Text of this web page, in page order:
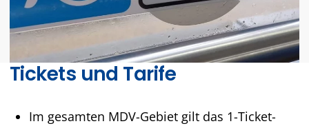
Tickets und Tarife
Im gesamten MDV-Gebiet gilt das 1-Ticket-